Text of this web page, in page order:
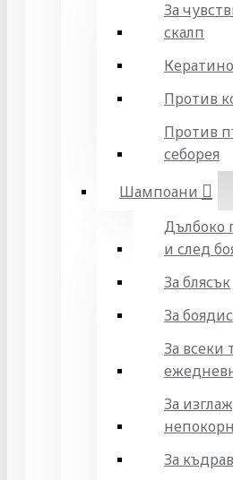
За
скалп
Против
Против
себорея
Шампоани
Дълбоко
и след
За блясък
За
За всеки
За
За